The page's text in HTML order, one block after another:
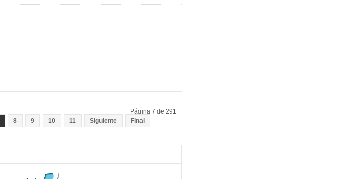
Página 7 de 291
8 9 10 11 Siguiente Final